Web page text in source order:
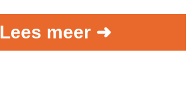
Lees meer ➜